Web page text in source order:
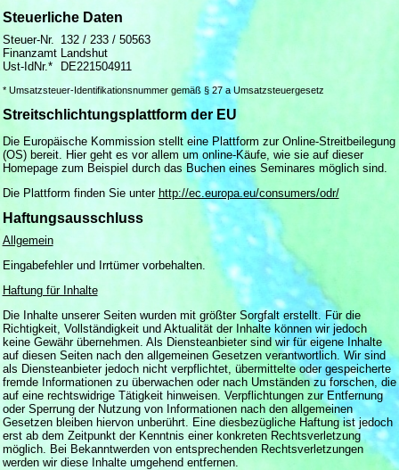
Steuerliche Daten
Steuer-Nr.
Finanzamt
Ust-IdNr.*
132 / 233 / 50563
Landshut
DE221504911
* Umsatzsteuer-Identifikationsnummer gemäß § 27 a Umsatzsteuergesetz
Streitschlichtungsplattform der EU
Die Europäische Kommission stellt eine Plattform zur Online-Streitbeilegung
(OS) bereit. Hier geht es vor allem um online-Käufe, wie sie auf dieser
Homepage zum Beispiel durch das Buchen eines Seminares möglich sind.
Die Plattform finden Sie unter http://ec.europa.eu/consumers/odr/
Haftungsausschluss
Allgemein
Eingabefehler und Irrtümer vorbehalten.
Haftung für Inhalte
Die Inhalte unserer Seiten wurden mit größter Sorgfalt erstellt. Für die
Richtigkeit, Vollständigkeit und Aktualität der Inhalte können wir jedoch
keine Gewähr übernehmen. Als Diensteanbieter sind wir für eigene Inhalte
auf diesen Seiten nach den allgemeinen Gesetzen verantwortlich. Wir sind
als Diensteanbieter jedoch nicht verpflichtet, übermittelte oder gespeicherte
fremde Informationen zu überwachen oder nach Umständen zu forschen, die
auf eine rechtswidrige Tätigkeit hinweisen. Verpflichtungen zur Entfernung
oder Sperrung der Nutzung von Informationen nach den allgemeinen
Gesetzen bleiben hiervon unberührt. Eine diesbezügliche Haftung ist jedoch
erst ab dem Zeitpunkt der Kenntnis einer konkreten Rechtsverletzung
möglich. Bei Bekanntwerden von entsprechenden Rechtsverletzungen
werden wir diese Inhalte umgehend entfernen.